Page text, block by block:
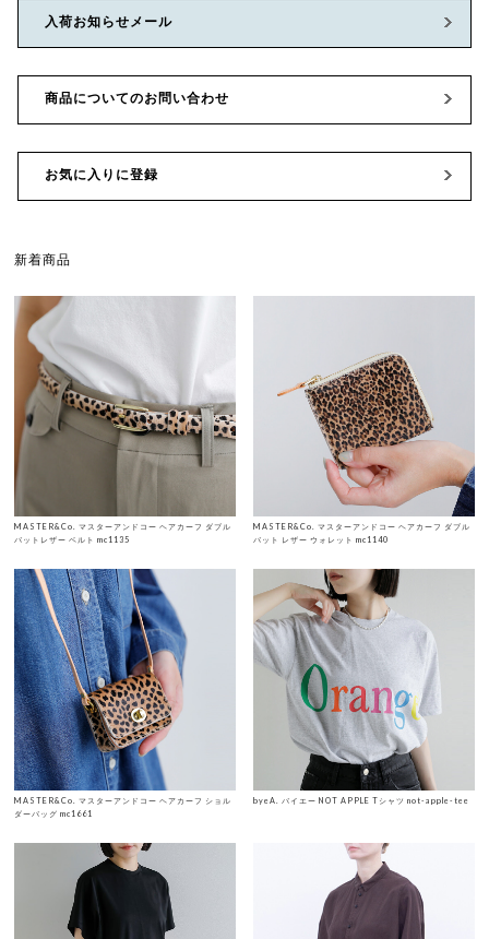
入荷お知らせメール
商品についてのお問い合わせ
お気に入りに登録
新着商品
MASTER&Co. マスターアンドコー ヘアカーフ ダブル
バットレザー ベルト mc1135
MASTER&Co. マスターアンドコー ヘアカーフ ダブル
バット レザー ウォレット mc1140
MASTER&Co. マスターアンドコー ヘアカーフ ショル
ダーバッグ mc1661
byeA. バイエー NOT APPLE Tシャツ not-apple-tee